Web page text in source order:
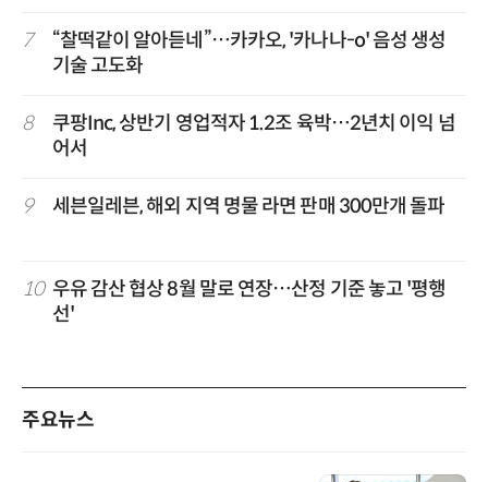
7
“찰떡같이 알아듣네”…카카오, '카나나-o' 음성 생성
기술 고도화
8
쿠팡Inc, 상반기 영업적자 1.2조 육박…2년치 이익 넘
어서
9 세븐일레븐, 해외 지역 명물 라면 판매 300만개 돌파
10 우유 감산 협상 8월 말로 연장…산정 기준 놓고 '평행
선'
주요뉴스